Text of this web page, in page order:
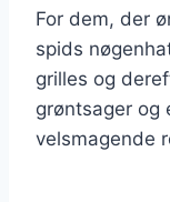
For dem, der
spids
grilles og
grøntsager og
velsmagende